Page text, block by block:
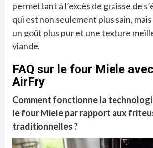
permettant à l’excès de graisse de
qui est non seulement plus sain,
un goût plus pur et une texture
viande.
FAQ sur le four Miele
AirFry
Comment fonctionne la
le four Miele par rapport aux
traditionnelles ?